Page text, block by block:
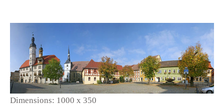
Dimensions: 1000 x 350